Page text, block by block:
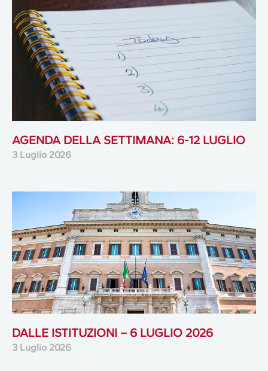
AGENDA DELLA SETTIMANA: 6-12 LUGLIO
3 Luglio 2026
DALLE ISTITUZIONI – 6 LUGLIO 2026
3 Luglio 2026